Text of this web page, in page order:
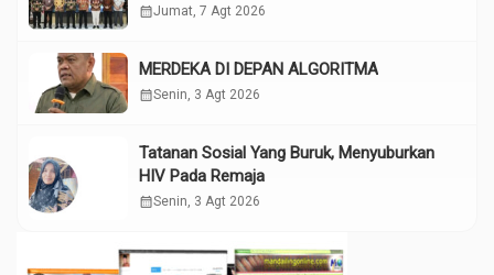
calendar_monthJumat, 7 Agt 2026
MERDEKA DI DEPAN ALGORITMA
calendar_monthSenin, 3 Agt 2026
Tatanan Sosial Yang Buruk, Menyuburkan
HIV Pada Remaja
calendar_monthSenin, 3 Agt 2026